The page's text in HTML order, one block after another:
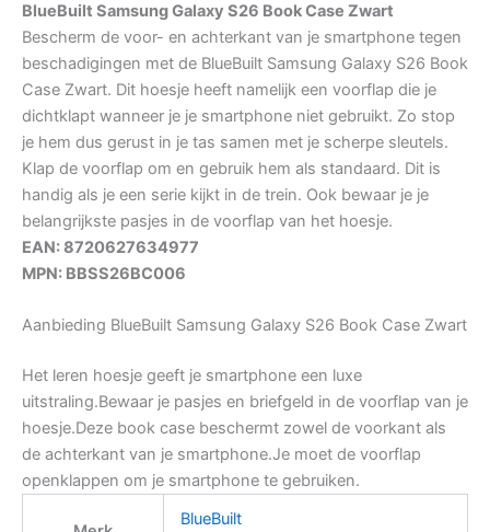
BlueBuilt Samsung Galaxy S26 Book Case Zwart
Bescherm de voor- en achterkant van je smartphone tegen
beschadigingen met de BlueBuilt Samsung Galaxy S26 Book
Case Zwart. Dit hoesje heeft namelijk een voorflap die je
dichtklapt wanneer je je smartphone niet gebruikt. Zo stop
je hem dus gerust in je tas samen met je scherpe sleutels.
Klap de voorflap om en gebruik hem als standaard. Dit is
handig als je een serie kijkt in de trein. Ook bewaar je je
belangrijkste pasjes in de voorflap van het hoesje.
EAN: 8720627634977
MPN: BBSS26BC006
Aanbieding BlueBuilt Samsung Galaxy S26 Book Case Zwart
Het leren hoesje geeft je smartphone een luxe
uitstraling.Bewaar je pasjes en briefgeld in de voorflap van je
hoesje.Deze book case beschermt zowel de voorkant als
de achterkant van je smartphone.Je moet de voorflap
openklappen om je smartphone te gebruiken.
BlueBuilt